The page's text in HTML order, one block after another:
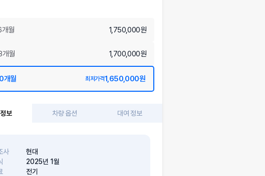
개월 1,750,000원
개월 1,700,000원
개월 최저가격1,650,000원
보 차량 옵션 대여 정보
사
현대
2025년 1월
전기